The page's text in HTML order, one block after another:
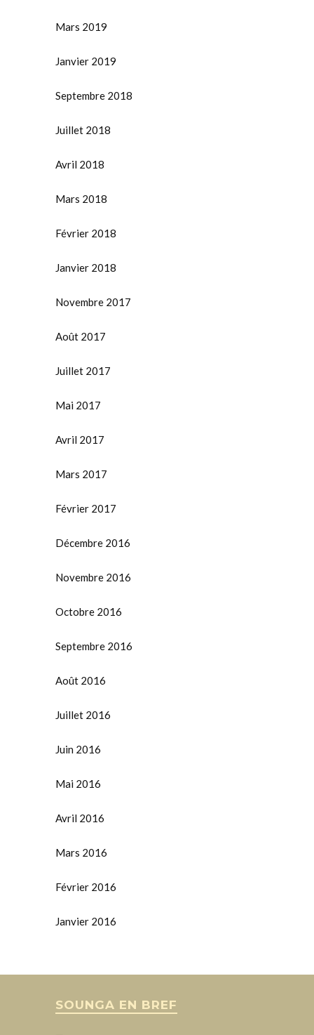
Mars 2019
Janvier 2019
Septembre 2018
Juillet 2018
Avril 2018
Mars 2018
Février 2018
Janvier 2018
Novembre 2017
Août 2017
Juillet 2017
Mai 2017
Avril 2017
Mars 2017
Février 2017
Décembre 2016
Novembre 2016
Octobre 2016
Septembre 2016
Août 2016
Juillet 2016
Juin 2016
Mai 2016
Avril 2016
Mars 2016
Février 2016
Janvier 2016
SOUNGA EN BREF